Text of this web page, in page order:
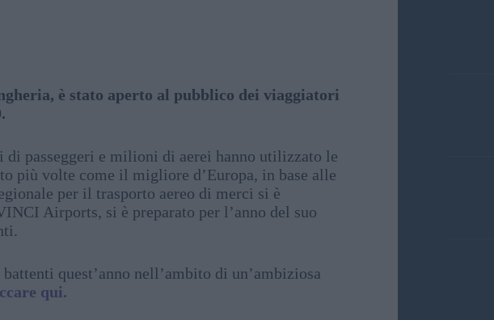
è stato aperto al pubblico dei viaggiatori
passeggeri e milioni di aerei hanno utilizzato le
più volte come il migliore d’Europa, in base alle
per il trasporto aereo di merci si è
Airports, si è preparato per l’anno del suo
quest’anno nell’ambito di un’ambiziosa
qui.